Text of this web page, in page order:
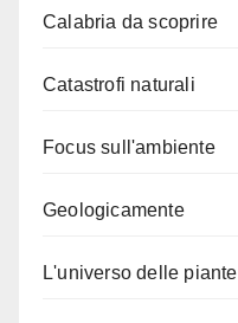
Calabria da scoprire
Catastrofi naturali
Focus sull'ambiente
Geologicamente
L'universo delle piante